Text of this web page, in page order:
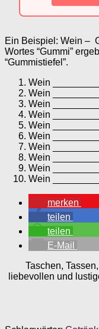
Ein Beispiel: Wein –
Wortes “Gummi”
“Gummistiefel”.
Wein
Wein
Wein
Wein
Wein
Wein
Wein
Wein
Wein
Wein
merken
teilen
teilen
E-Mail
Taschen,
liebevollen und